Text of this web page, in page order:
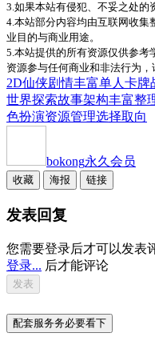
3.如果本站有侵犯、不妥之处的
4.本站部分内容均由互联网收集
业目的与商业用途。
5.本站提供的所有资源仅供参考
资源参与任何商业和非法行为
2D仙侠剧情丰富单人 卡牌
世界探索故事架构丰富整
色扮演资源管理选择取向
bokong永久会员
收藏 海报 链接
发表回复
您需要登录后才可以发表
登录... 后才能评论
配套服务务必要看下